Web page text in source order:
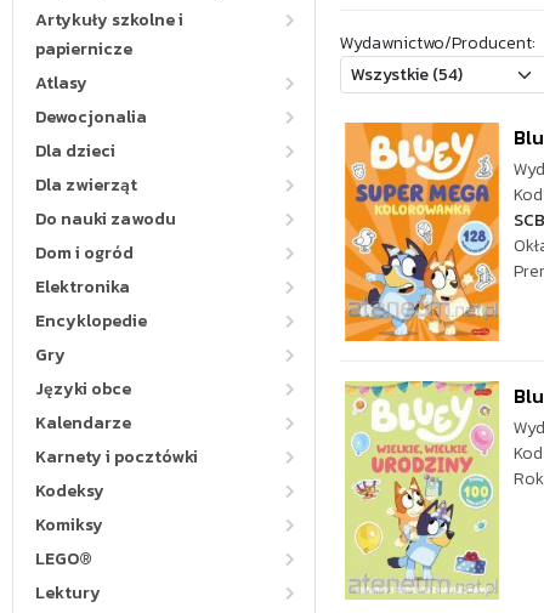
Artykuły szkolne i
papiernicze
Atlasy
Dewocjonalia
Dla dzieci
Dla zwierząt
Do nauki zawodu
Dom i ogród
Elektronika
Encyklopedie
Gry
Języki obce
Kalendarze
Karnety i pocztówki
Kodeksy
Komiksy
LEGO®
Lektury
Wydawnictwo/Producent: